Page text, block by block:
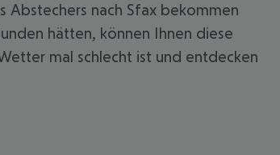
Abstechers nach Sfax bekommen
hätten, können Ihnen diese
mal schlecht ist und entdecken